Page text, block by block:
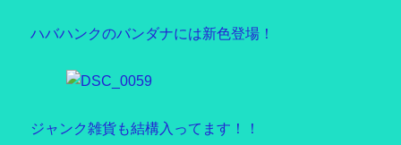
ハバハンクのバンダナには新色登場！
ジャンク雑貨も結構入ってます！！